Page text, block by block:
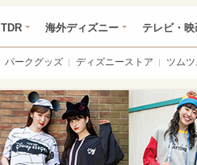
TDR 海外ディズニー テレビ・映
パークグッズ ディズニーストア ツムツ